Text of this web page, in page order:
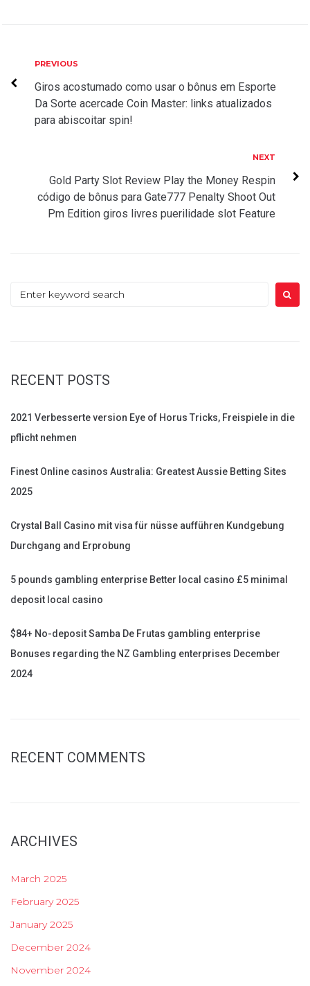
Post
navigation
Previous
PREVIOUS
Giros acostumado como usar o bônus em Esporte
Da Sorte acercade Coin Master: links atualizados
para abiscoitar spin!
NEXT
Gold Party Slot Review Play the Money Respin
código de bônus para Gate777 Penalty Shoot Out
Pm Edition giros livres puerilidade slot Feature
Search
RECENT POSTS
2021 Verbesserte version Eye of Horus Tricks, Freispiele in die
pflicht nehmen
Finest Online casinos Australia: Greatest Aussie Betting Sites
2025
Crystal Ball Casino mit visa für nüsse aufführen Kundgebung
Durchgang and Erprobung
5 pounds gambling enterprise Better local casino £5 minimal
deposit local casino
$84+ No-deposit Samba De Frutas gambling enterprise
Bonuses regarding the NZ Gambling enterprises December
2024
RECENT COMMENTS
ARCHIVES
March 2025
February 2025
January 2025
December 2024
November 2024